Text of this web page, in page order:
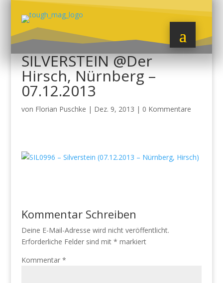
SILVERSTEIN @Der
Hirsch, Nürnberg –
07.12.2013
von Florian Puschke | Dez. 9, 2013 | 0 Kommentare
Kommentar Schreiben
Deine E-Mail-Adresse wird nicht veröffentlicht.
Erforderliche Felder sind mit * markiert
Kommentar *